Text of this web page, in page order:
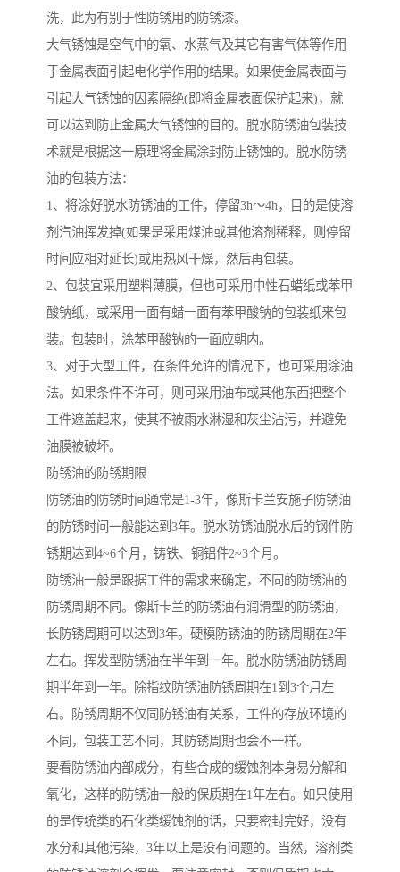
洗，此为有别于性防锈用的防锈漆。
大气锈蚀是空气中的氧、水蒸气及其它有害气体等作用
于金属表面引起电化学作用的结果。如果使金属表面与
引起大气锈蚀的因素隔绝(即将金属表面保护起来)，就
可以达到防止金属大气锈蚀的目的。脱水防锈油包装技
术就是根据这一原理将金属涂封防止锈蚀的。脱水防锈
油的包装方法：
1、将涂好脱水防锈油的工件，停留3h～4h，目的是使溶
剂汽油挥发掉(如果是采用煤油或其他溶剂稀释，则停留
时间应相对延长)或用热风干燥，然后再包装。
2、包装宜采用塑料薄膜，但也可采用中性石蜡纸或苯甲
酸钠纸，或采用一面有蜡一面有苯甲酸钠的包装纸来包
装。包装时，涂苯甲酸钠的一面应朝内。
3、对于大型工件，在条件允许的情况下，也可采用涂油
法。如果条件不许可，则可采用油布或其他东西把整个
工件遮盖起来，使其不被雨水淋湿和灰尘沾污，并避免
油膜被破坏。
防锈油的防锈期限
防锈油的防锈时间通常是1-3年，像斯卡兰安施子防锈油
的防锈时间一般能达到3年。脱水防锈油脱水后的钢件防
锈期达到4~6个月，铸铁、铜铝件2~3个月。
防锈油一般是跟据工件的需求来确定，不同的防锈油的
防锈周期不同。像斯卡兰的防锈油有润滑型的防锈油，
长防锈周期可以达到3年。硬模防锈油的防锈周期在2年
左右。挥发型防锈油在半年到一年。脱水防锈油防锈周
期半年到一年。除指纹防锈油防锈周期在1到3个月左
右。防锈周期不仅同防锈油有关系，工件的存放环境的
不同，包装工艺不同，其防锈周期也会不一样。
要看防锈油内部成分，有些合成的缓蚀剂本身易分解和
氧化，这样的防锈油一般的保质期在1年左右。如只使用
的是传统类的石化类缓蚀剂的话，只要密封完好，没有
水分和其他污染，3年以上是没有问题的。当然，溶剂类